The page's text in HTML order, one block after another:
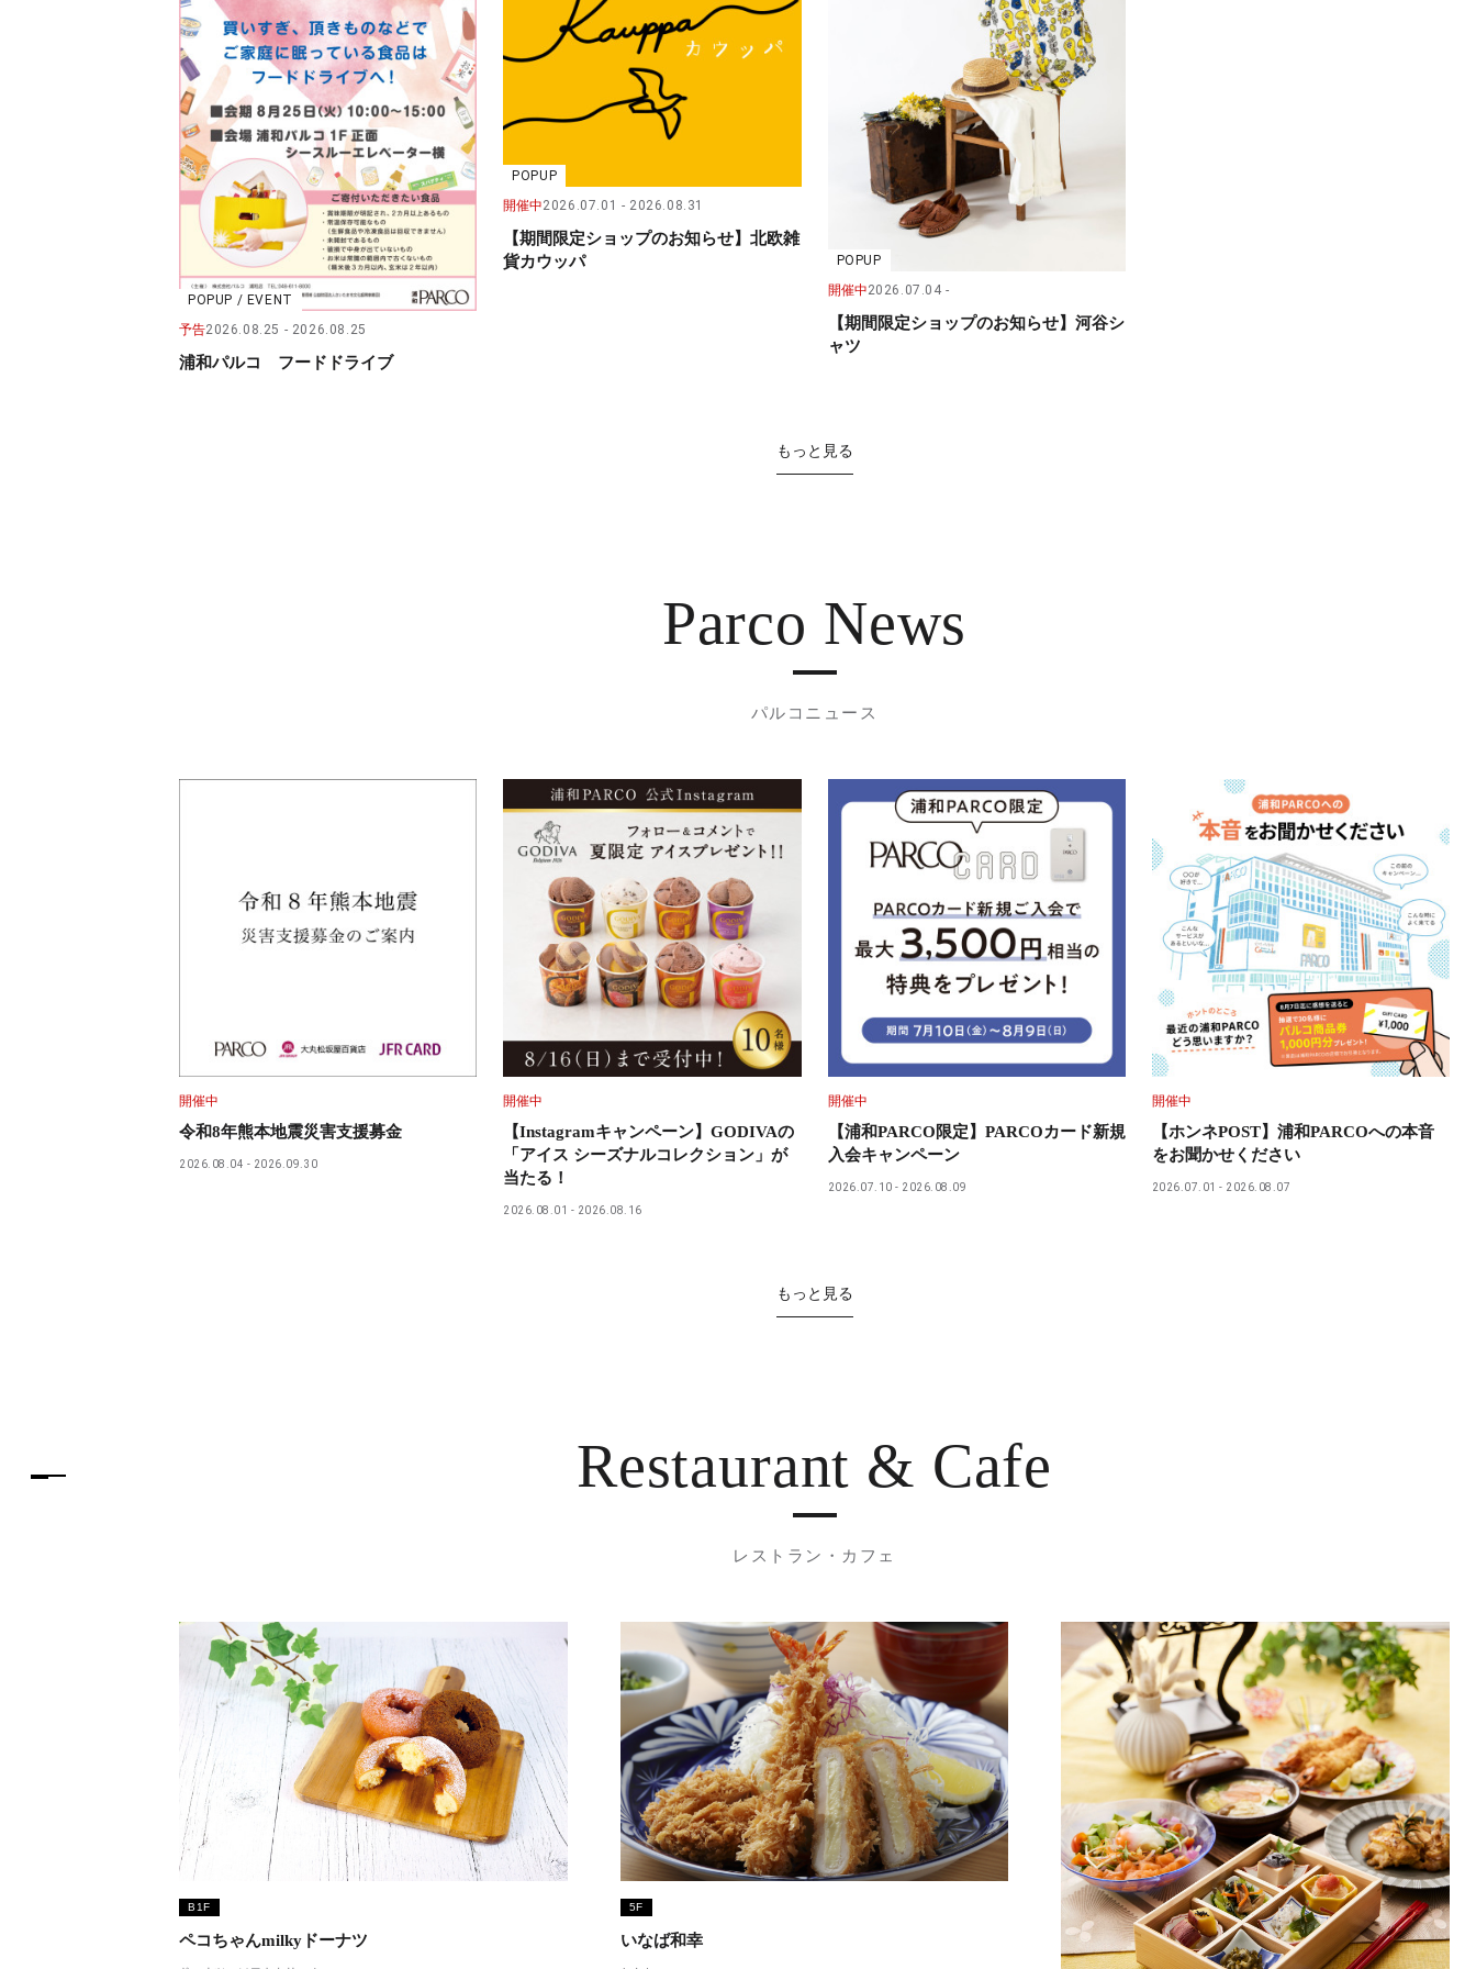
POPUP / EVENT
予告2026.08.25 2026.08.25
浦和パルコ フードドライブ
POPUP
開催中2026.07.01 2026.08.31
【期間限定ショップのお知らせ】北欧雑
貨カウッパ
POPUP
開催中2026.07.04
【期間限定ショップのお知らせ】河谷シ
ャツ
もっと見る
Parco News
パルコニュース
開催中
令和8年熊本地震災害支援募金
2026.08.04 2026.09.30
開催中
【Instagramキャンペーン】GODIVAの
「アイス シーズナルコレクション」が
当たる！
2026.08.01 2026.08.16
開催中
【浦和PARCO限定】PARCOカード新規
入会キャンペーン
2026.07.10 2026.08.09
開催中
【ホンネPOST】浦和PARCOへの本音
をお聞かせください
2026.07.01 2026.08.07
もっと見る
Restaurant & Cafe
レストラン・カフェ
B1F
ペコちゃんmilkyドーナツ
5F
いなば和幸